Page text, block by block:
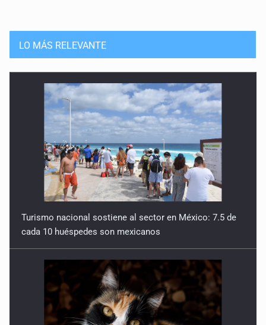
LO MÁS RELEVANTE
Turismo nacional sostiene al sector en México: 7.5 de
cada 10 huéspedes son mexicanos